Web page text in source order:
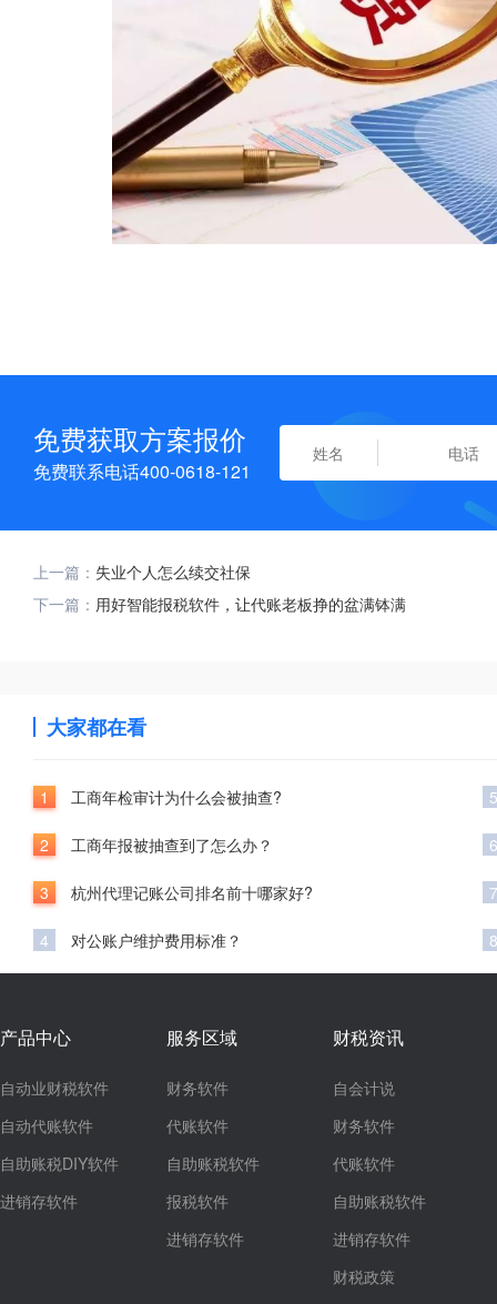
免费获取方案报价
免费联系电话400-0618-121
上一篇： 失业个人怎么续交社保
下一篇： 用好智能报税软件，让代账老板挣的盆满钵满
大家都在看
1 工商年检审计为什么会被抽查?
2 工商年报被抽查到了怎么办？
3 杭州代理记账公司排名前十哪家好?
4 对公账户维护费用标准？
5
6
7
8
产品中心
自动业财税软件
自动代账软件
自助账税DIY软件
进销存软件
服务区域
财务软件
代账软件
自助账税软件
报税软件
进销存软件
财税资讯
自会计说
财务软件
代账软件
自助账税软件
进销存软件
财税政策